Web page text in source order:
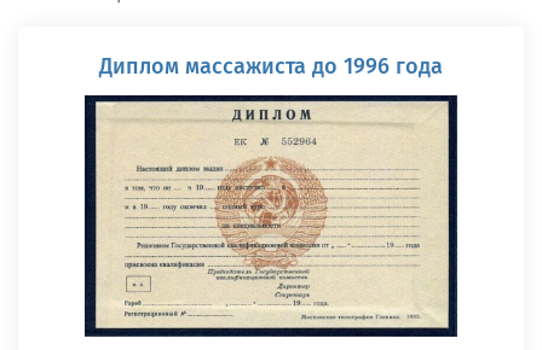
Диплом массажиста до 1996 года